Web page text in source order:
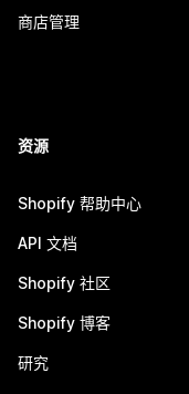
商店管理
资源
Shopify 帮助中心
API 文档
Shopify 社区
Shopify 博客
研究